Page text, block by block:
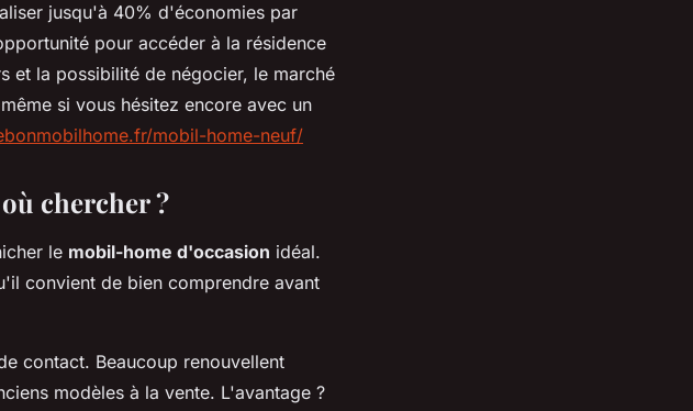
jusqu'à 40% d'économies par
pour accéder à la résidence
et la possibilité de négocier, le marché
si vous hésitez encore avec un
mobil-home-neuf/
chercher ?
le mobil-home d'occasion idéal.
convient de bien comprendre avant
contact. Beaucoup renouvellent
modèles à la vente. L'avantage ?